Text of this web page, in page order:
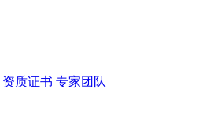
资质证书 专家团队